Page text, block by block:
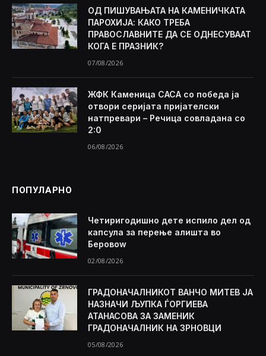
ОД ПИШУВАЊАТА НА КАМЕНИЧКАТА
ПАРОХИЈА: КАКО ТРЕБА
ПРАВОСЛАВНИТЕ ДА СЕ ОДНЕСУВААТ
КОГА Е ПРАЗНИК?
07/08/2026
ЖФК Каменица САСА со победа ја
отвори серијата пријателски
натпревари – Речица совладана со
2:0
06/08/2026
ПОПУЛАРНО
Четиригодишно дете испило дел од
капсула за перење алишта во
Беровоw
02/08/2026
ГРАДОНАЧАЛНИКОТ ВАНЧО МИТЕВ ЈА
НАЗНАЧИ ЉУПКА ЃОРГИЕВА
АТАНАСОВА ЗА ЗАМЕНИК
ГРАДОНАЧАЛНИК НА ЗРНОВЦИ
05/08/2026